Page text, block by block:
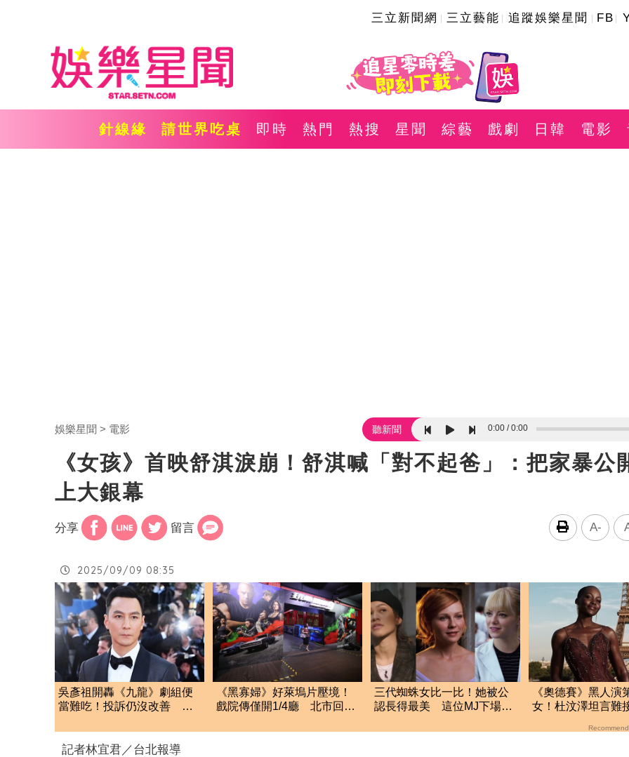
三立新聞網 三立藝能 追蹤娛樂星聞 FB
針線緣 請世界吃桌 即時 熱門 熱搜 星聞 綜藝 戲劇 日韓 電影
娛樂星聞 電影 聽新聞 0:00 0:00
《女孩》首映舒淇淚崩！舒淇喊「對不起爸」：把家暴公
上大銀幕
分享 留言 A-
2025/09/09 08:35
吳彥祖開轟《九龍》劇組便
當難吃！投訴仍沒改善 狂
《黑寡婦》好萊塢片壓境！
戲院傳僅開1/4廳 北市回應
三代蜘蛛女比一比！她被公
認長得最美 這位MJ下場卻
《奧德賽》黑人演
女！杜汶澤坦言
記者林宜君／台北報導